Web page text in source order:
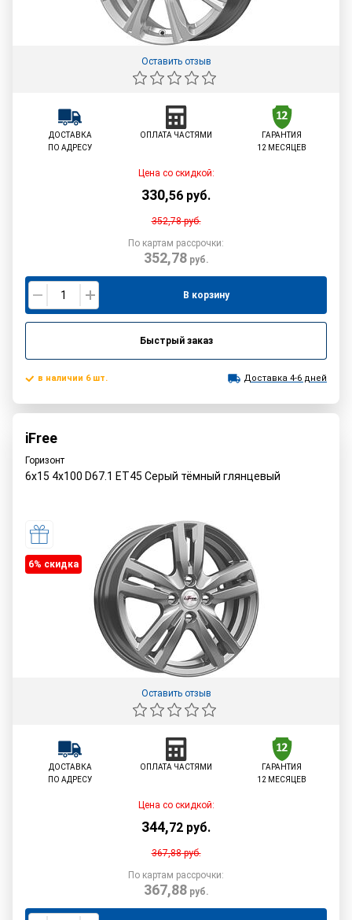
Оставить отзыв
ДОСТАВКА
ПО АДРЕСУ
ОПЛАТА ЧАСТЯМИ
ГАРАНТИЯ
12 МЕСЯЦЕВ
Цена со скидкой:
330,56 руб.
352,78руб.
По картам рассрочки:
352,78руб.
В корзину
Быстрый заказ
в наличии 6 шт. Доставка 4-6 дней
iFree
Горизонт
6x15 4x100 D67.1 ET45 Серый тёмный глянцевый
6% cкидка
Оставить отзыв
ДОСТАВКА
ПО АДРЕСУ
ОПЛАТА ЧАСТЯМИ
ГАРАНТИЯ
12 МЕСЯЦЕВ
Цена со скидкой:
344,72 руб.
367,88руб.
По картам рассрочки:
367,88руб.